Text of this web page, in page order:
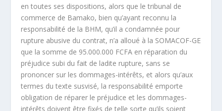
en toutes ses dispositions, alors que le tribunal de
commerce de Bamako, bien qu’ayant reconnu la
responsabilité de la BHM, qu’il a condamnée pour
rupture abusive du contrat, n’a alloué à la SOMACOF-GE
que la somme de 95.000.000 FCFA en réparation du
préjudice subi du fait de ladite rupture, sans se
prononcer sur les dommages-intérêts, et alors qu’aux
termes du texte susvisé, la responsabilité emporte
obligation de réparer le préjudice et les dommages-
intérêts doivent être fixés de telle sorte qu’ils soient